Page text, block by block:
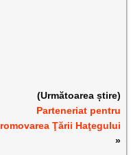
(Următoarea știre)
Parteneriat pentru
Ţării Haţegului
»